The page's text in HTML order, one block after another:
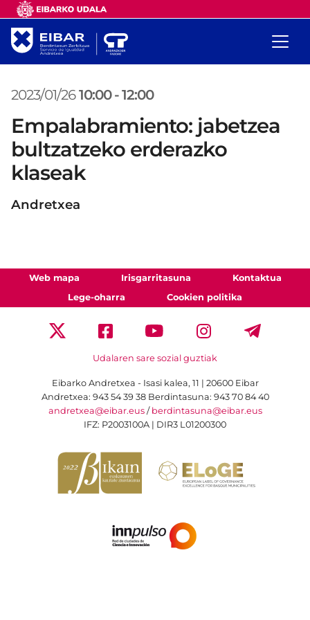
2023/01/26 10:00 -12:00
Empalabramiento: jabetzea
bultzatzeko erderazko
klaseak
Andretxea
Web mapa Irisgarritasuna
Kontaktua
Lege-oharra
Cookien politika
Udalaren sare sozial guztiak
Eibarko Andretxea - Isasi kalea, 11 | 20600 Eibar
Andretxea: 943 54 39 38 Berdintasuna: 943 70 84 40
andretxea@eibar.eus/ berdintasuna@eibar.eus
IFZ: P2003100A | DIR3 L01200300